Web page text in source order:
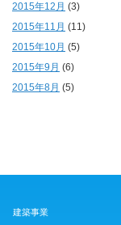
2015年12月 (3)
2015年11月 (11)
2015年10月 (5)
2015年9月 (6)
2015年8月 (5)
建築事業